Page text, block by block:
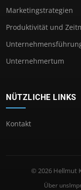
Marketingstrategien
Produktivität und
Unternehmertum
NÜTZLICHE LINKS
Kontakt
© 2026 Hellmut
Über uns